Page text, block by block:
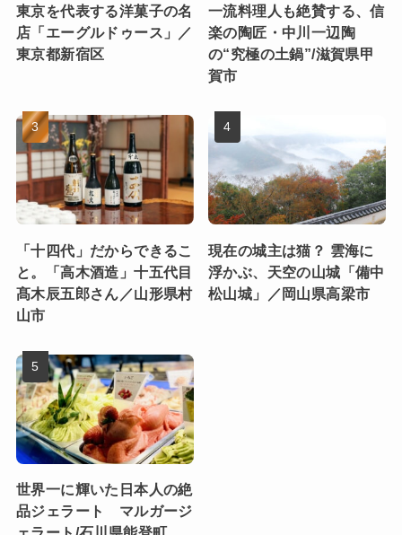
東京を代表する洋菓子の名
店「エーグルドゥース」／
東京都新宿区
一流料理人も絶賛する、信
楽の陶匠・中川一辺陶
の“究極の土鍋”/滋賀県甲
賀市
「十四代」だからできるこ
と。「高木酒造」十五代目
髙木辰五郎さん／山形県村
山市
現在の城主は猫？ 雲海に
浮かぶ、天空の山城「備中
松山城」／岡山県高梁市
世界一に輝いた日本人の絶
品ジェラート マルガージ